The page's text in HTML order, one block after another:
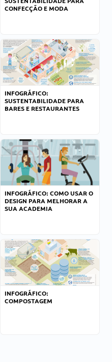
CONFECÇÃO E MODA
INFOGRÁFICO:
SUSTENTABILIDADE PARA
BARES E RESTAURANTES
INFOGRÁFICO: COMO USAR O
DESIGN PARA MELHORAR A
SUA ACADEMIA
INFOGRÁFICO:
COMPOSTAGEM